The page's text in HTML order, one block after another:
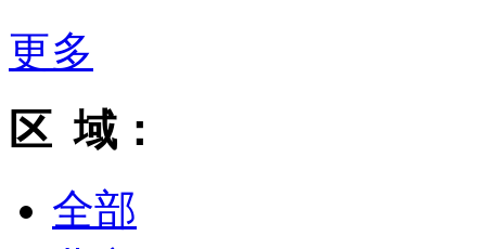
更多
区 域：
全部